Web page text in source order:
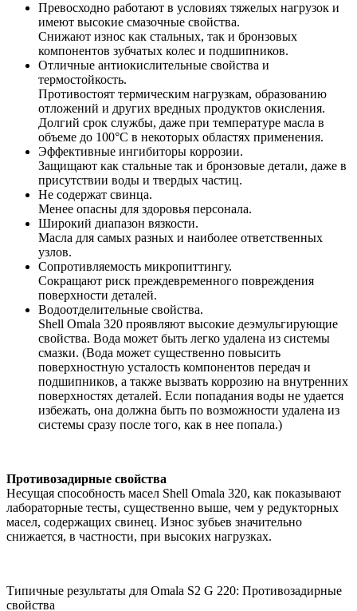
Превосходно работают в условиях тяжелых нагрузок и
имеют высокие смазочные свойства.
Снижают износ как стальных, так и бронзовых
компонентов зубчатых колес и подшипников.
Отличные антиокислительные свойства и
термостойкость.
Противостоят термическим нагрузкам, образованию
отложений и других вредных продуктов окисления.
Долгий срок службы, даже при температуре масла в
объеме до 100°C в некоторых областях применения.
Эффективные ингибиторы коррозии.
Защищают как стальные так и бронзовые детали, даже в
присутствии воды и твердых частиц.
Не содержат свинца.
Менее опасны для здоровья персонала.
Широкий диапазон вязкости.
Масла для самых разных и наиболее ответственных
узлов.
Сопротивляемость микропиттингу.
Сокращают риск преждевременного повреждения
поверхности деталей.
Водоотделительные свойства.
Shell Omala 320 проявляют высокие деэмульгирующие
свойства. Вода может быть легко удалена из системы
смазки. (Вода может существенно повысить
поверхностную усталость компонентов передач и
подшипников, а также вызвать коррозию на внутренних
поверхностях деталей. Если попадания воды не удается
избежать, она должна быть по возможности удалена из
системы сразу после того, как в нее попала.)
Противозадирные свойства
Несущая способность масел Shell Omala 320, как показывают
лабораторные тесты, существенно выше, чем у редукторных
масел, содержащих свинец. Износ зубьев значительно
снижается, в частности, при высоких нагрузках.
Типичные результаты для Omala S2 G 220: Противозадирные
свойства